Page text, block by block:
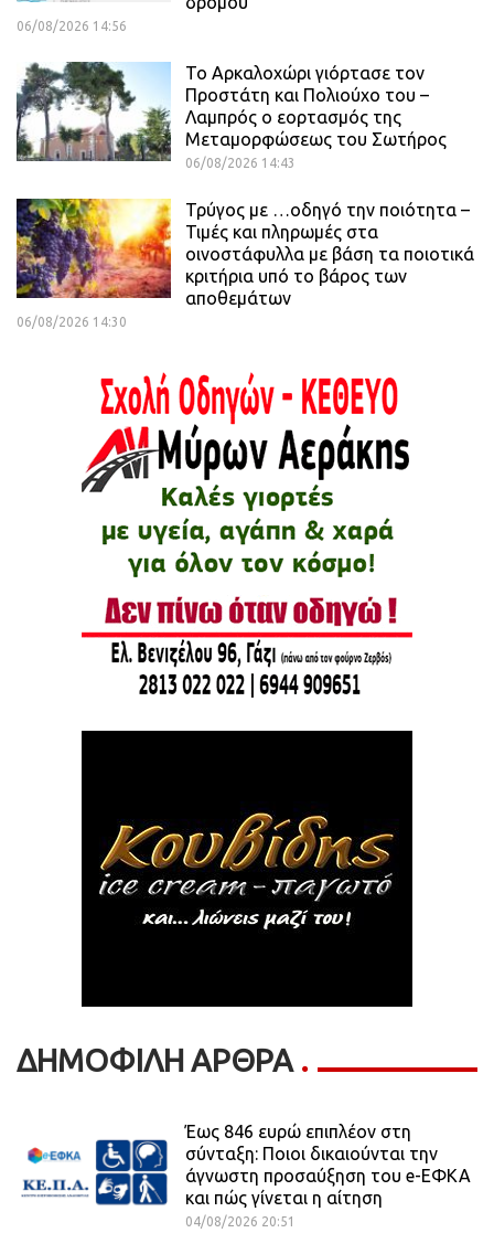
06/08/2026 14:56
Το Αρκαλοχώρι γιόρτασε τον
Προστάτη και Πολιούχο του –
Λαμπρός ο εορτασμός της
Μεταμορφώσεως του Σωτήρος
06/08/2026 14:43
Τρύγος με …οδηγό την ποιότητα –
Τιμές και πληρωμές στα
οινοστάφυλλα με βάση τα ποιοτικά
κριτήρια υπό το βάρος των
αποθεμάτων
06/08/2026 14:30
ΔΗΜΟΦΙΛΗ ΑΡΘΡΑ
Έως 846 ευρώ επιπλέον στη
σύνταξη: Ποιοι δικαιούνται την
άγνωστη προσαύξηση του e-ΕΦΚΑ
και πώς γίνεται η αίτηση
04/08/2026 20:51